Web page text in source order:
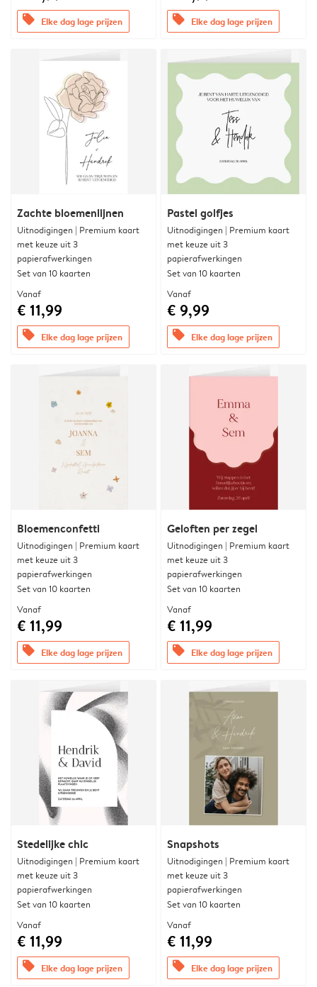
offers Elke dag lage prijzen offers Elke dag lage prijzen
Zachte bloemenlijnen
Uitnodigingen | Premium kaart
met keuze uit 3
papierafwerkingen
Set van 10 kaarten
Vanaf
€ 11,99
offers Elke dag lage prijzen
Pastel golfjes
Uitnodigingen | Premium kaart
met keuze uit 3
papierafwerkingen
Set van 10 kaarten
Vanaf
€ 9,99
offers Elke dag lage prijzen
Bloemenconfetti
Uitnodigingen | Premium kaart
met keuze uit 3
papierafwerkingen
Set van 10 kaarten
Vanaf
€ 11,99
offers Elke dag lage prijzen
Geloften per zegel
Uitnodigingen | Premium kaart
met keuze uit 3
papierafwerkingen
Set van 10 kaarten
Vanaf
€ 11,99
offers Elke dag lage prijzen
Stedelijke chic
Uitnodigingen | Premium kaart
met keuze uit 3
papierafwerkingen
Set van 10 kaarten
Vanaf
€ 11,99
offers Elke dag lage prijzen
Snapshots
Uitnodigingen | Premium kaart
met keuze uit 3
papierafwerkingen
Set van 10 kaarten
Vanaf
€ 11,99
offers Elke dag lage prijzen